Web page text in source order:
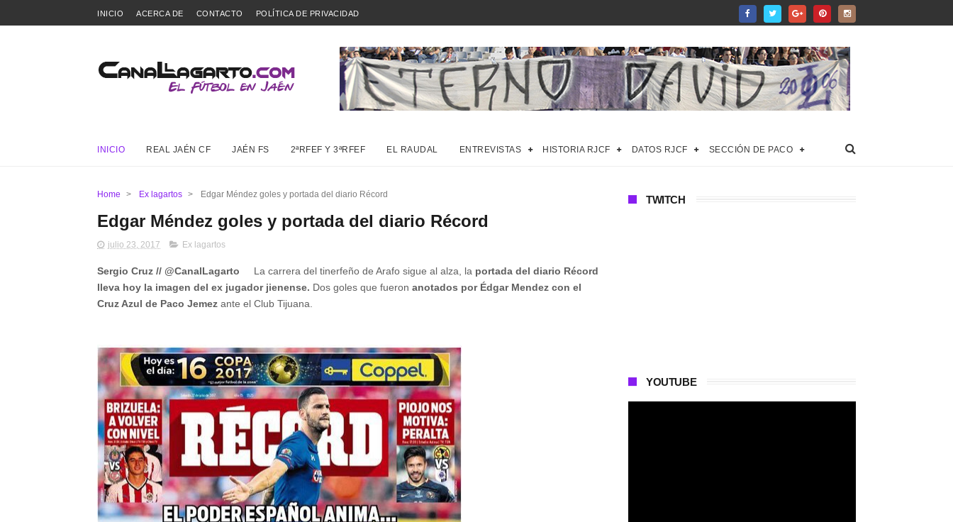
INICIO ACERCA DE CONTACTO POLÍTICA DE PRIVACIDAD
INICIO REAL JAÉN CF JAÉN FS 2ªRFEF Y 3ªRFEF EL RAUDAL ENTREVISTAS HISTORIA RJCF DATOS RJCF SECCIÓN DE PACO
Home > Ex lagartos > Edgar Méndez goles y portada del diario Récord
Edgar Méndez goles y portada del diario Récord
julio 23, 2017 Ex lagartos
Sergio Cruz // @CanalLagarto La carrera del tinerfeño de Arafo sigue al alza, la portada del diario Récord
lleva hoy la imagen del ex jugador jienense. Dos goles que fueron anotados por Édgar Mendez con el
Cruz Azul de Paco Jemez ante el Club Tijuana.
TWITCH
YOUTUBE